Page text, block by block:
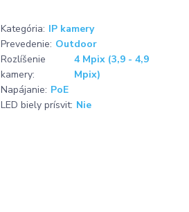
Kategória: IP kamery
Prevedenie: Outdoor
Rozlíšenie
kamery:
4 Mpix (3,9 - 4,9
Mpix)
Napájanie: PoE
LED biely prísvit: Nie